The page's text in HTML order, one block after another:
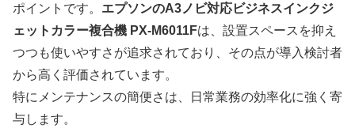
ポイントです。 エプソンのA3ノビ対応ビジネスインクジ
ェットカラー複合機 PX-M6011Fは、設置スペースを抑え
つつも使いやすさが追求されており、その点が導入検討者
から高く評価されています。
特にメンテナンスの簡便さは、日常業務の効率化に強く寄
与します。